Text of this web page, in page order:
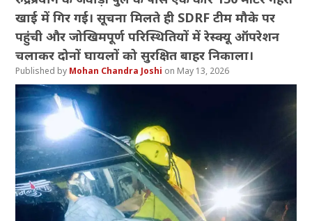
खाई में गिर गई। सूचना मिलते ही SDRF टीम मौके पर
पहुंची और जोखिमपूर्ण परिस्थितियों में रेस्क्यू ऑपरेशन
चलाकर दोनों घायलों को सुरक्षित बाहर निकाला।
Mohan Chandra Joshi May 13, 2026